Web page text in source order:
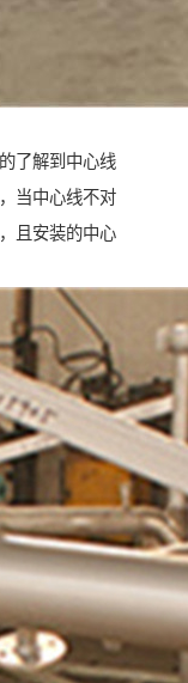
了解到中心线
当中心线不对
且安装的中心